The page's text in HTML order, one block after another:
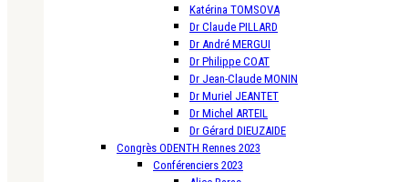
Katérina TOMSOVA
Dr Claude PILLARD
Dr André MERGUI
Dr Philippe COAT
Dr Jean-Claude MONIN
Dr Muriel JEANTET
Dr Michel ARTEIL
Dr Gérard DIEUZAIDE
Congrès ODENTH Rennes 2023
Conférenciers 2023